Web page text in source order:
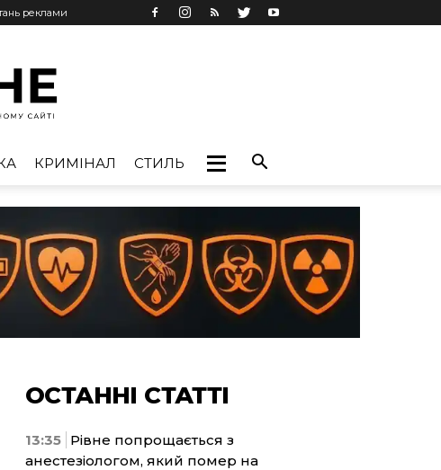
реклами
КРИМІНАЛ СТИЛЬ
ОСТАННІ СТАТТІ
13:35 Рівне попрощається з
анестезіологом, який помер на